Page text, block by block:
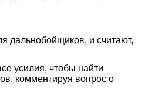
дальнобойщиков, и считают,
усилия, чтобы найти
комментируя вопрос о